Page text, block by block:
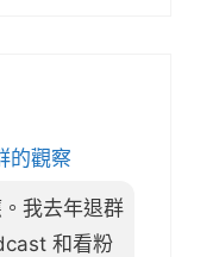
的觀察
我去年退群
和看粉